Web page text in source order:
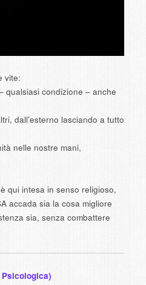
vite:
qualsiasi condizione – anche
dall’esterno lasciando a tutto
nelle nostre mani,
qui intesa in senso religioso,
accada sia la cosa migliore
sia, senza combattere